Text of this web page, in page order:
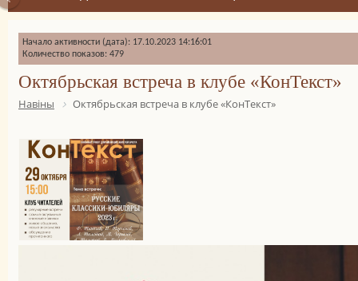
Начало активности (дата): 17.10.2023 14:16:01
Количество показов: 479
Октябрьская встреча в клубе «КонТекст»
Навіны Октябрьская встреча в клубе «КонТекст»